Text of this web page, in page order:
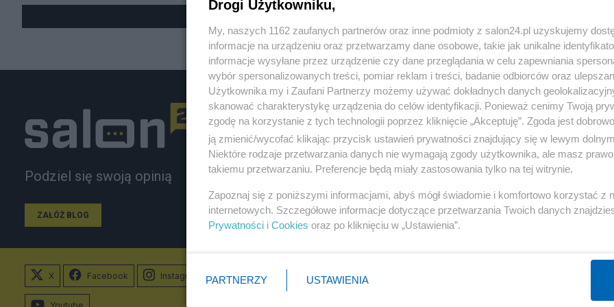
Podziel się swoją opinią
ZAŁÓŻ BLOG
Polityka
Rosja
PiS
Prezydent
NATO
Gospodarka
Biznes
Pieniądze
Centralny Port Komunikacyjny
Inwestycje
Podatki
X Facebook Instagram
Youtube
Drogi Użytkowniku,
My, naszych 1162 zaufanych partnerów oraz inne podmioty z salon24.pl uzyskujemy
informacje na urządzeniu oraz przetwarzamy dane osobowe, takie jak unikalne
informacje wysyłane przez urządzenie czy dane przeglądania w celu zapewniania
wybór spersonalizowanych treści, pomiar reklam i treści, badanie odbiorców oraz
Użytkownika my i Zaufani Partnerzy możemy używać dokładnych danych
skanować charakterystykę urządzenia do celów identyfikacji. Ponieważ cenimy Twoją
zgodę na korzystanie z tych technologii poprzez kliknięcie „Akceptuję”. Zgoda jest
ją zmienić/wycofać klikając przycisk ustawień prywatności znajdujący się w lewym
Niektóre rodzaje przetwarzania danych nie wymagają zgody użytkownika, ale masz
takiemu przetwarzaniu. Preferencje będą miały zastosowania tylko na tej witrynie.
Zapoznaj się z poniższymi informacjami, abyś mógł świadomie i komfortowo korzystać z
internetowych. Szczegółowe informacje dotyczące przetwarzania Twoich danych
Prywatności i Cookies oraz po kliknięciu w „Ustawienia”.
PARTNERZY USTAWIENIA